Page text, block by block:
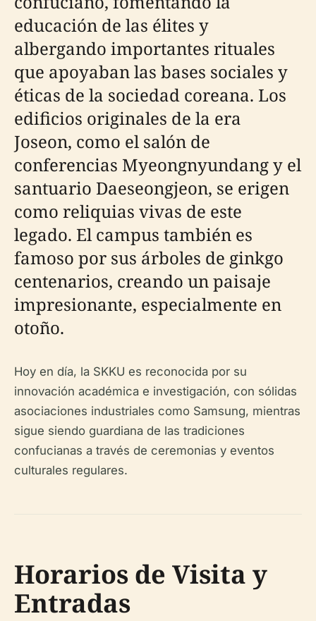
educación de las élites y
albergando importantes rituales
que apoyaban las bases sociales y
éticas de la sociedad coreana. Los
edificios originales de la era
Joseon, como el salón de
conferencias Myeongnyundang y el
santuario Daeseongjeon, se erigen
como reliquias vivas de este
legado. El campus también es
famoso por sus árboles de ginkgo
centenarios, creando un paisaje
impresionante, especialmente en
otoño.
Hoy en día, la SKKU es reconocida por su
innovación académica e investigación, con sólidas
asociaciones industriales como Samsung, mientras
sigue siendo guardiana de las tradiciones
confucianas a través de ceremonias y eventos
culturales regulares.
Horarios de Visita y
Entradas